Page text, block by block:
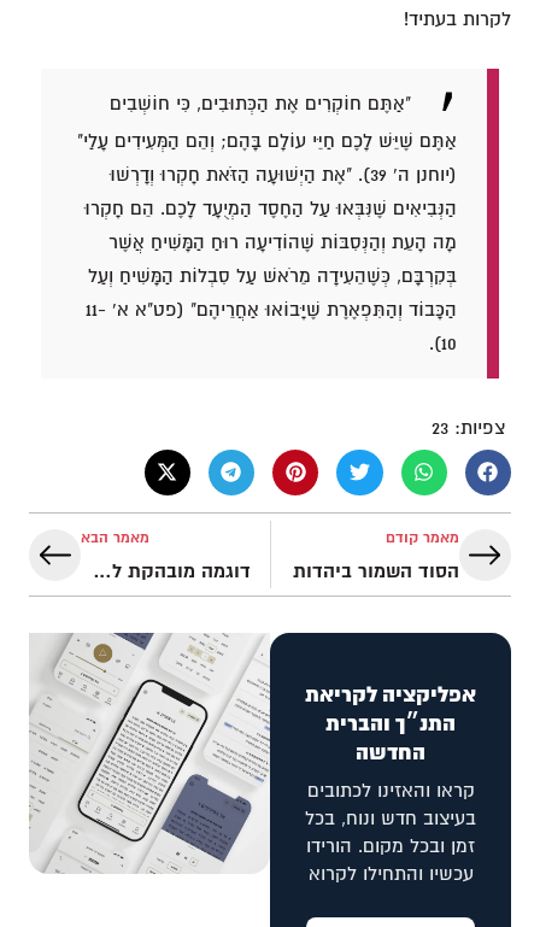
לקרות בעתיד!
"אַתֶּם חוֹקְרִים אֶת הַכְּתוּבִים, כִּי חוֹשְׁבִים
אַתֶּם שֶׁיֵּשׁ לָכֶם חַיֵּי עוֹלָם בָּהֶם; וְהֵם הַמְּעִידִים עָלַי"
(יוחנן ה' 39).
"אֶת הַיְשׁוּעָה הַזֹּאת חָקְרוּ וְדָרְשׁוּ
הַנְּבִיאִים שֶׁנִּבְּאוּ עַל הַחֶסֶד הַמְיֻעָד לָכֶם. הֵם חָקְרוּ
מָה הָעֵת וְהַנְּסִבּוֹת שֶׁהוֹדִיעָה רוּחַ הַמָּשִׁיחַ אֲשֶׁר
בְּקִרְבָּם, כְּשֶׁהֵעִידָה מֵרֹאשׁ עַל סִבְלוֹת הַמָּשִׁיחַ וְעַל
הַכָּבוֹד וְהַתִּפְאֶרֶת שֶׁיָּבוֹאוּ אַחֲרֵיהֶם" (פט"א א' 11-
10).
צפיות: 23
מאמר קודם
הסוד השמור ביהדות
מאמר הבא
דוגמה מובהקת לאלוהותו של ישוע
אפליקציה לקריאת
התנ״ך והברית
החדשה
קראו והאזינו לכתובים
בעיצוב חדש ונוח, בכל
זמן ובכל מקום. הורידו
עכשיו והתחילו לקרוא